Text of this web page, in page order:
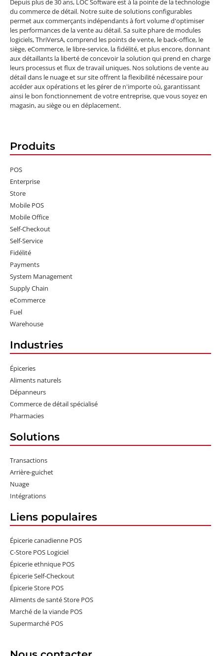
Depuis plus de 30 ans, LOC Software est à la pointe de la technologie
du commerce de détail. Notre suite de solutions configurables
permet aux commerçants indépendants à fort volume d'optimiser
les performances de la vente au détail. Sa suite phare de modules
logiciels, ThriVersA, comprend les points de vente, le back-office, le
siège, eCommerce, le libre-service, la fidélité, et plus encore, donnant
aux détaillants la liberté de concevoir la solution qui prend en charge
leurs processus et flux de travail uniques. Nos solutions de vente au
détail dans le nuage et sur site offrent la flexibilité nécessaire pour
accéder aux opérations et les gérer de n'importe où, garantissant
ainsi le bon fonctionnement de votre entreprise, que vous soyez en
magasin, au siège ou en déplacement.
Produits
POS
Enterprise
Store
Mobile POS
Mobile Office
Self-Checkout
Self-Service
Fidélité
Payments
System Management
Supply Chain
eCommerce
Fuel
Warehouse
Industries
Épiceries
Aliments naturels
Dépanneurs
Commerce de détail spécialisé
Pharmacies
Solutions
Transactions
Arrière-guichet
Nuage
Intégrations
Liens populaires
Épicerie canadienne POS
C-Store POS Logiciel
Épicerie ethnique POS
Épicerie Self-Checkout
Épicerie Store POS
Aliments de santé Store POS
Marché de la viande POS
Supermarché POS